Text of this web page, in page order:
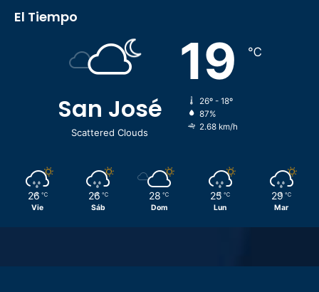
El Tiempo
San José
Scattered Clouds
19 ℃
26º - 18º
87%
2.68 km/h
26 ℃
Vie
26 ℃
Sáb
28 ℃
Dom
25 ℃
Lun
29 ℃
Mar